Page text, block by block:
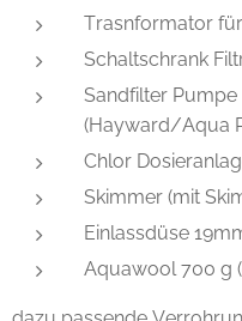
Trasnformator
Schaltschrank
Sandfilter Pumpe
(Hayward/Aqua
Chlor
Skimmer (mit
Einlassdüse
Aquawool 700 g